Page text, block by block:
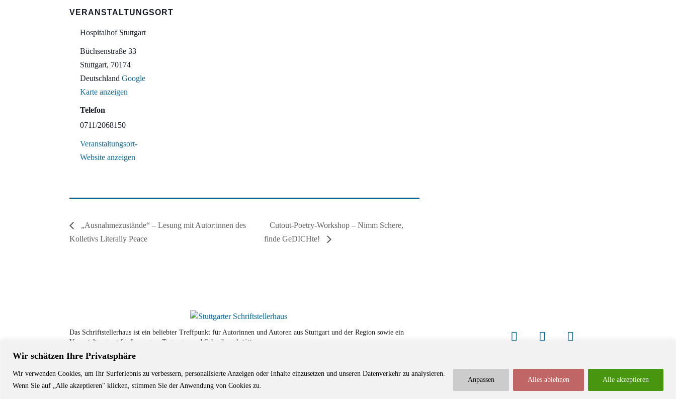
Wir schätzen Ihre Privatsphäre
Wir verwenden Cookies, um Ihr Surferlebnis zu verbessern, personalisierte Anzeigen oder Inhalte einzusetzen und unseren Datenverkehr zu analysieren.
Wenn Sie auf „Alle akzeptieren" klicken, stimmen Sie der Anwendung von Cookies zu.
Anpassen Alles ablehnen Alle akzeptieren
VERANSTALTUNGSORT
Hospitalhof Stuttgart
Büchsenstraße 33
Stuttgart, 70174
Deutschland Google
Karte anzeigen
Telefon
0711/2068150
Veranstaltungsort-
Website anzeigen
„Ausnahmezustände“ – Lesung mit Autor:innen des
Kolletivs Literally Peace
Cutout-Poetry-Workshop – Nimm Schere,
finde GeDICHte!
Das Schriftstellerhaus ist ein beliebter Treffpunkt für Autorinnen und Autoren aus Stuttgart und der Region sowie ein
Veranstaltungsort für Lesungen, Tagungen und Schreibwerkstätten.
© Stuttgarter Schriftstellerhaus Newsletter Impressum / Kontakt